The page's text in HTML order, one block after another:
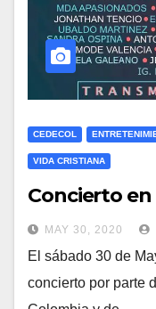
CEDECOL
VIDA CRISTIANA
Concierto en
MAY 30, 2020
El sábado 30 de
concierto por parte